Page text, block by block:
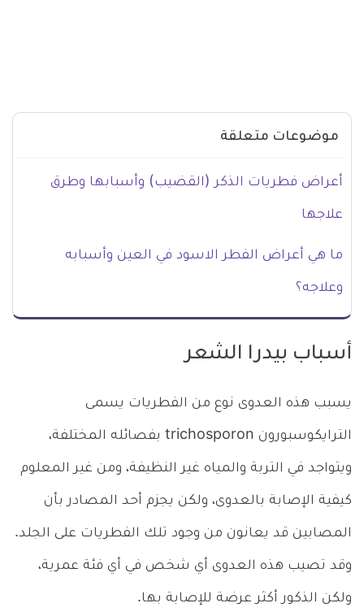
موضوعات متعلقة
أعراض فطريات الذكر (القضيب) وأسبابها وطرق
علاجها
ما هي أعراض الفطر الاسود في العين وأسبابه
وعلاجه؟
أسباب بيدرا الشعر
يسبب هذه العدوى نوع من الفطريات يسمى
الترايكوسبورون trichosporon بفصائله المختلفة،
ويتواجد في التربة والمياه غير النظيفة، ومن غير المعلوم
كيفية الإصابة بالعدوى، ولكن يجزم أحد المصادر بأن
المصابين قد يعانون من وجود تلك الفطريات على الجلد.
وقد تصيب هذه العدوى أي شخص في أي فئة عمرية،
ولكن الذكور أكثر عرضة للإصابة بها.